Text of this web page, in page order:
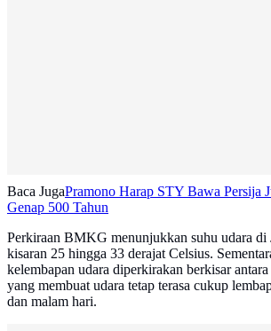
Baca JugaPramono Harap STY Bawa Persija
Genap 500 Tahun
Perkiraan BMKG menunjukkan suhu udara di
kisaran 25 hingga 33 derajat Celsius.
kelembapan udara diperkirakan berkisar
yang membuat udara tetap terasa cukup
dan malam hari.